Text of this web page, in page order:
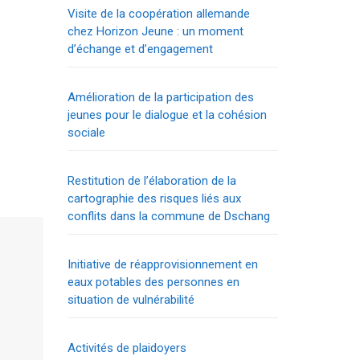
Visite de la coopération allemande
chez Horizon Jeune : un moment
d’échange et d’engagement
Amélioration de la participation des
jeunes pour le dialogue et la cohésion
sociale
Restitution de l’élaboration de la
cartographie des risques liés aux
conflits dans la commune de Dschang
Initiative de réapprovisionnement en
eaux potables des personnes en
situation de vulnérabilité
Activités de plaidoyers